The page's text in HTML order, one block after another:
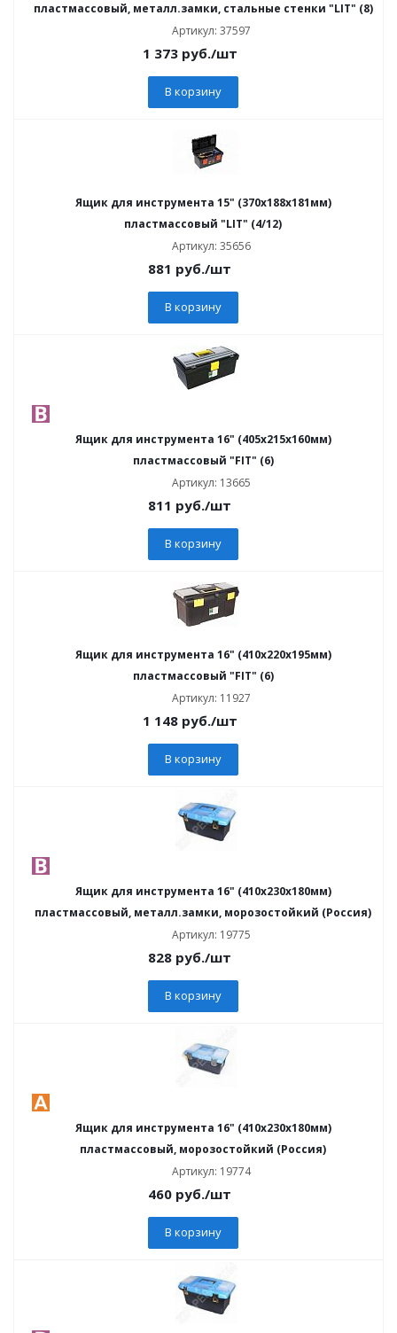
пластмассовый, металл.замки, стальные стенки "LIT" (8)
Артикул: 37597
1 373руб./шт
В корзину
Ящик для инструмента 15" (370х188х181мм)
пластмассовый "LIT" (4/12)
Артикул: 35656
881 руб./шт
В корзину
Ящик для инструмента 16" (405х215х160мм)
пластмассовый "FIT" (6)
Артикул: 13665
811 руб./шт
В корзину
Ящик для инструмента 16" (410х220х195мм)
пластмассовый "FIT" (6)
Артикул: 11927
1 148руб./шт
В корзину
Ящик для инструмента 16" (410х230х180мм)
пластмассовый, металл.замки, морозостойкий (Россия)
Артикул: 19775
828 руб./шт
В корзину
Ящик для инструмента 16" (410х230х180мм)
пластмассовый, морозостойкий (Россия)
Артикул: 19774
460 руб./шт
В корзину